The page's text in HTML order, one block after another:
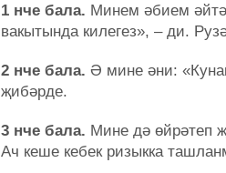
1 нче бала. Минем әбием
вакытында килегез», – ди.
2 нче бала. Ә мине әни:
җибәрде.
3 нче бала. Мине дә өйрәтеп
Ач кеше кебек ризыкка